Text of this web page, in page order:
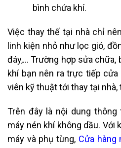
bình chứa khí.
Việc thay thế tại nhà chỉ
linh kiện nhỏ như lọc gió,
đáy,… Trường hợp sửa chữa,
khí bạn nên ra trực tiếp
viên kỹ thuật tới thay tại nhà,
Trên đây là nội dung
máy nén khí không dầu. Với
máy và phụ tùng, Cửa hàng